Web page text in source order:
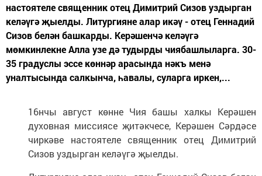
настоятеле священник отец Димитрий Сизов уздырган
келәүгә җыелды. Литургияне алар икәү - отец Геннадий
Сизов белән башкарды. Керәшенчә келәүгә
мөмкинлекне Алла узе дә тудырды чиябашлыларга. 30-
35 градуслы эссе көннәр арасында нәкъ менә
уналтысында салкынча, һавалы, суларга иркен,...
16нчы август көнне Чия башы халкы Керәшен
духовная миссиясе җитәкчесе, Керәшен Сәрдәсе
чиркәве настоятеле священник отец Димитрий
Сизов уздырган келәүгә җыелды.